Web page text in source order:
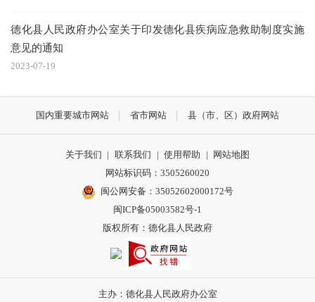
德化县人民政府办公室关于印发德化县疾病应急救助制度实施
意见的通知
2023-07-19
国内重要城市网站 省市网站 县（市、区）政府网站
关于我们 | 联系我们 | 使用帮助 | 网站地图
网站标识码：3505260020
闽公网安备：35052602000172号
闽ICP备05003582号-1
版权所有：德化县人民政府
主办：德化县人民政府办公室